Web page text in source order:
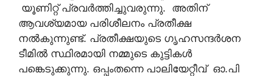
യൂണിറ്റ് പ്രവർത്തിച്ചുവരുന്നു. അതിന്
ആവശ്യമായ പരിശീലനം പ്രതീക്ഷ
നൽകുന്നുണ്ട്. പ്രതീക്ഷയുടെ ഗൃഹസന്ദർശന
ടീമിൽ സ്ഥിരമായി നമ്മുടെ കുട്ടികൾ
പങ്കെടുക്കുന്നു. ഒപ്പംതന്നെ പാലിയേറ്റീവ് ഓ.പി